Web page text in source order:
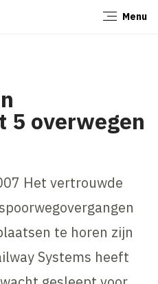
Menu
5 overwegen
Het vertrouwde
te horen zijn
Systems heeft
Sluiten